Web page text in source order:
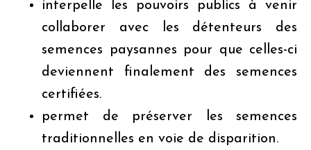
interpelle les pouvoirs publics à venir
collaborer avec les détenteurs des
semences paysannes pour que celles-ci
deviennent finalement des semences
certifiées.
permet de préserver les semences
traditionnelles en voie de disparition.